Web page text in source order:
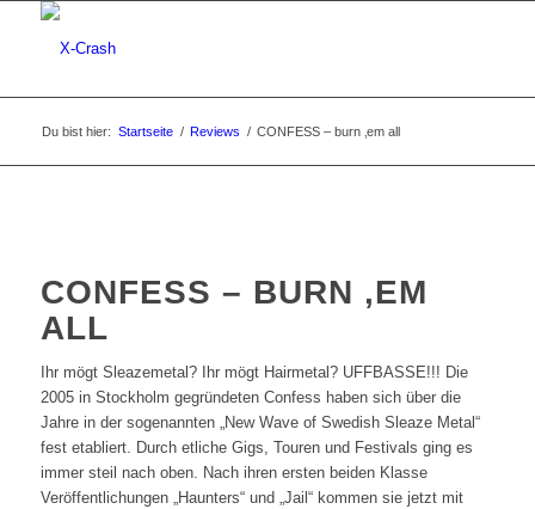
Du bist hier: Startseite / Reviews / CONFESS – burn ‚em all
CONFESS – BURN ‚EM
ALL
Ihr mögt Sleazemetal? Ihr mögt Hairmetal? UFFBASSE!!! Die
2005 in Stockholm gegründeten Confess haben sich über die
Jahre in der sogenannten „New Wave of Swedish Sleaze Metal“
fest etabliert. Durch etliche Gigs, Touren und Festivals ging es
immer steil nach oben. Nach ihren ersten beiden Klasse
Veröffentlichungen „Haunters“ und „Jail“ kommen sie jetzt mit